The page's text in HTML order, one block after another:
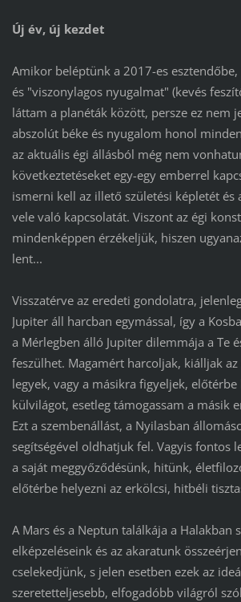
Új év, új kezdet
Amikor beléptünk a 2017-es
és "viszonylagos nyugalmat" (kevés
láttam a planéták között, persze ez nem
abszolút béke és nyugalom honol
az aktuális égi állásból még nem
következtetéseket egy-egy emberrel
ismerni kell az illető születési képletét és
vele való kapcsolatát. Viszont az égi
mindenképpen érzékeljük, hiszen
lent...
Visszatérve az eredeti gondolatra,
Jupiter áll harcban egymással, így a
a Mérlegben álló Jupiter dilemmája a Te
feszülhet. Magamért harcoljak, kiálljak
legyek, vagy a másikra figyeljek, előtérbe
külvilágot, esetleg támogassam a másik
Ezt a szembenállást, a Nyilasban
segítségével oldhatjuk fel. Vagyis fontos
a saját meggyőződésünk, hitünk,
előtérbe helyezni az erkölcsi, hitbéli
A Mars és a Neptun találkája a Halakban
elképzeléseink és az akaratunk
cselekedjünk, s jelen esetben ezek az
szeretetteljesebb, elfogadóbb világról